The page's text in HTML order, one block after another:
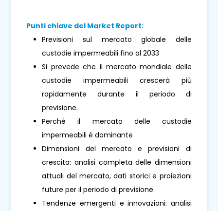
Punti chiave del Market Report:
Previsioni sul mercato globale delle
custodie impermeabili fino al 2033
Si prevede che il mercato mondiale delle
custodie impermeabili crescerà più
rapidamente durante il periodo di
previsione.
Perché il mercato delle custodie
impermeabili è dominante
Dimensioni del mercato e previsioni di
crescita: analisi completa delle dimensioni
attuali del mercato, dati storici e proiezioni
future per il periodo di previsione.
Tendenze emergenti e innovazioni: analisi